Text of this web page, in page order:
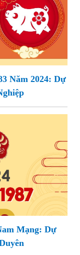
Năm 2024: Dự
Mạng: Dự